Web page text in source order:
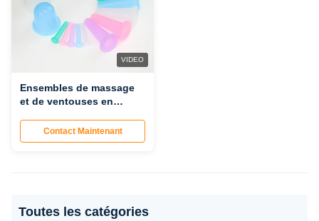
VIDEO
Ensembles de massage
et de ventouses en
de thérapie par
ventouses
Contact Maintenant
Toutes les catégories